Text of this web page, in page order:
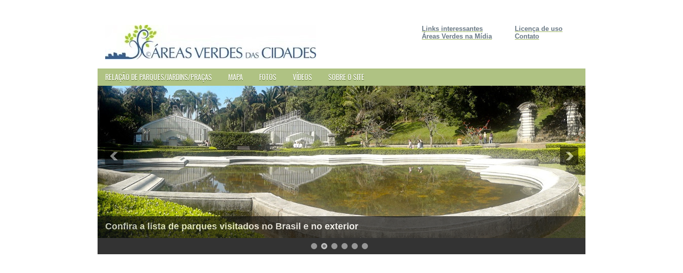
Licença de uso
Contato
Links interessantes
Áreas Verdes na Mídia
RELAÇÃO DE PARQUES/JARDINS/PRAÇAS MAPA FOTOS VÍDEOS SOBRE O SITE
Confira a lista de parques visitados no Brasil e no exterior